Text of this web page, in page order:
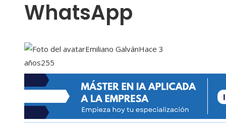
WhatsApp
Emiliano GalvánHace 3
años255